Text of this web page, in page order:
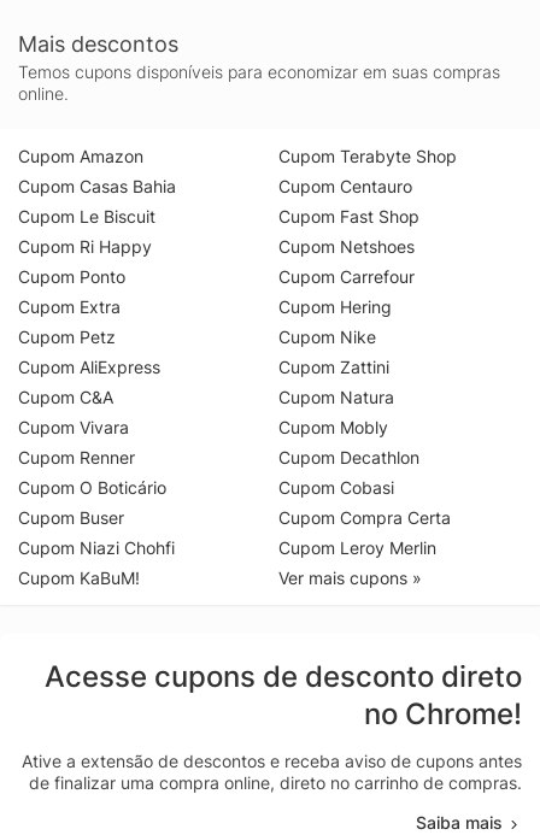
Mais descontos
Temos cupons disponíveis para economizar em suas compras
online.
Cupom Amazon
Cupom Casas Bahia
Cupom Le Biscuit
Cupom Ri Happy
Cupom Ponto
Cupom Extra
Cupom Petz
Cupom AliExpress
Cupom C&A
Cupom Vivara
Cupom Renner
Cupom O Boticário
Cupom Buser
Cupom Niazi Chohfi
Cupom KaBuM!
Cupom Terabyte Shop
Cupom Centauro
Cupom Fast Shop
Cupom Netshoes
Cupom Carrefour
Cupom Hering
Cupom Nike
Cupom Zattini
Cupom Natura
Cupom Mobly
Cupom Decathlon
Cupom Cobasi
Cupom Compra Certa
Cupom Leroy Merlin
Ver mais cupons »
Acesse cupons de desconto direto
no Chrome!
Ative a extensão de descontos e receba aviso de cupons antes
de finalizar uma compra online, direto no carrinho de compras.
Saiba mais